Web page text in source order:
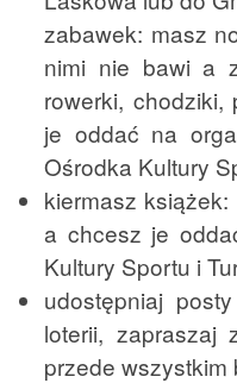
zabawek: masz
nimi nie bawi a
rowerki,
je oddać na
Ośrodka Kultury
kiermasz
a chcesz je
Kultury Sportu i
udostępniaj
loterii, zapraszaj
przede